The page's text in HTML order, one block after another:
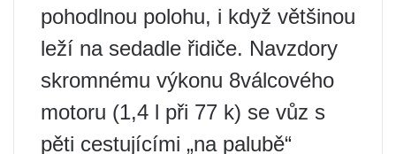
pohodlnou polohu, i když většinou
leží na sedadle řidiče. Navzdory
skromnému výkonu 8válcového
motoru (1,4 l při 77 k) se vůz s
pěti cestujícími „na palubě“